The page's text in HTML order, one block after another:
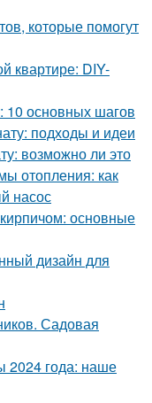
которые помогут
квартире: DIY-
10 основных шагов
подходы и идеи
возможно ли это
отопления: как
насос
основные
дизайн для
Садовая
2024 года: наше